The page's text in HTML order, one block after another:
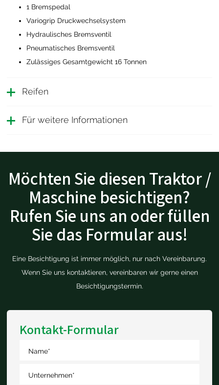
1 Bremspedal
Variogrip Druckwechselsystem
Hydraulisches Bremsventil
Pneumatisches Bremsventil
Zulässiges Gesamtgewicht 16 Tonnen
Reifen
Für weitere Informationen
Möchten Sie diesen Traktor /
Maschine besichtigen?
Rufen Sie uns an oder füllen
Sie das Formular aus!
Eine Besichtigung ist immer möglich, nur nach Vereinbarung.
Wenn Sie uns kontaktieren, vereinbaren wir gerne einen
Besichtigungstermin.
Kontakt-Formular
Name*
Unternehmen*